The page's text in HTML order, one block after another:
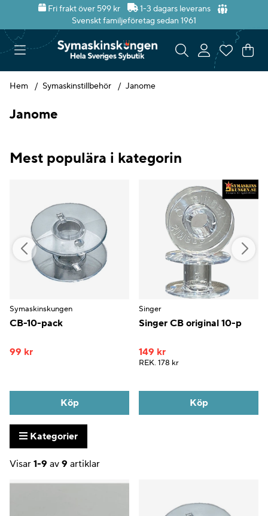
Fri frakt över 599 kr
1-3 dagars leverans
Svenskt familjeföretag sedan 1961
.
Hem Symaskinstillbehör Janome
Janome
Mest populära i kategorin
Symaskinskungen
CB-10-pack
99 kr
Köp
Singer
Singer CB original 10-p
149 kr
REK. 178 kr
Köp
Kategorier
Visar 1-9 av 9 artiklar
Produkter